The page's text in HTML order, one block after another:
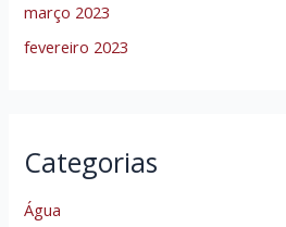
março 2023
fevereiro 2023
Categorias
Água